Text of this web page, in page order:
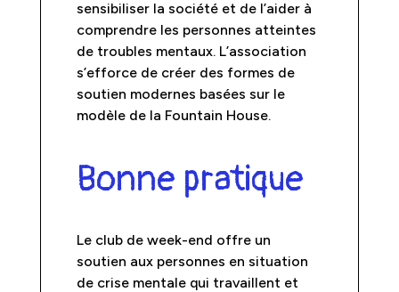
sensibiliser la société et de l’aider à
comprendre les personnes atteintes
de troubles mentaux. L’association
s’efforce de créer des formes de
soutien modernes basées sur le
modèle de la Fountain House.
Bonne pratique
Le club de week-end offre un
soutien aux personnes en situation
de crise mentale qui travaillent et